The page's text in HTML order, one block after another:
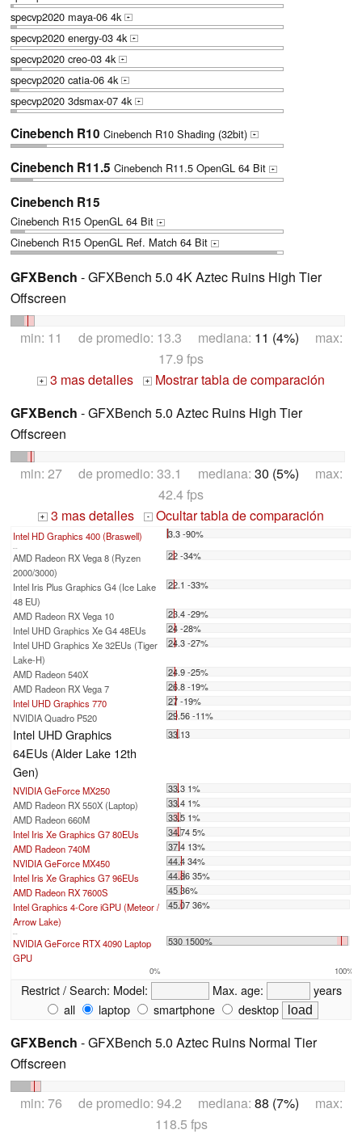
specvp2020 maya-06 4k
+
specvp2020 energy-03 4k +
specvp2020 creo-03 4k +
specvp2020 catia-06 4k +
specvp2020 3dsmax-07 4k +
Cinebench R10 Cinebench R10 Shading (32bit) +
Cinebench R11.5 Cinebench R11.5 OpenGL 64 Bit +
Cinebench R15
Cinebench R15 OpenGL 64 Bit +
Cinebench R15 OpenGL Ref. Match 64 Bit +
GFXBench - GFXBench 5.0 4K Aztec Ruins High Tier
Offscreen
min: 11 de promedio: 13.3 mediana: 11 (4%) max:
17.9 fps
+ 3 mas detalles +
Mostrar tabla de comparación
GFXBench - GFXBench 5.0 Aztec Ruins High Tier
Offscreen
min: 27 de promedio: 33.1 mediana: 30 (5%) max:
42.4 fps
+ 3 mas detalles - Ocultar tabla de comparación
Intel HD Graphics 400 (Braswell) 3.3 -90%
AMD Radeon RX Vega 8 (Ryzen
2000/3000)
22 -34%
Intel Iris Plus Graphics G4 (Ice Lake
48 EU)
22.1 -33%
AMD Radeon RX Vega 10
23.4 -29%
Intel UHD Graphics Xe G4 48EUs
24 -28%
Intel UHD Graphics Xe 32EUs (Tiger
Lake-H)
24.3 -27%
AMD Radeon 540X
24.9 -25%
AMD Radeon RX Vega 7
26.8 -19%
Intel UHD Graphics 770
27 -19%
NVIDIA Quadro P520
29.56 -11%
Intel UHD Graphics
64EUs (Alder Lake 12th
Gen)
33.13
NVIDIA GeForce MX250
33.3 1%
AMD Radeon RX 550X (Laptop)
33.4 1%
AMD Radeon 660M
33.5 1%
Intel Iris Xe Graphics G7 80EUs
34.74 5%
AMD Radeon 740M
37.4 13%
NVIDIA GeForce MX450
44.4 34%
Intel Iris Xe Graphics G7 96EUs
44.86 35%
AMD Radeon RX 7600S
45 36%
Intel Graphics 4-Core iGPU (Meteor /
Arrow Lake)
45.07 36%
NVIDIA GeForce RTX 4090 Laptop
GPU
530 1500%
0% 100%
Restrict / Search: Model: Max. age:
years
all
laptop smartphone desktop
GFXBench - GFXBench 5.0 Aztec Ruins Normal Tier
Offscreen
min: 76 de promedio: 94.2 mediana: 88 (7%) max:
118.5 fps